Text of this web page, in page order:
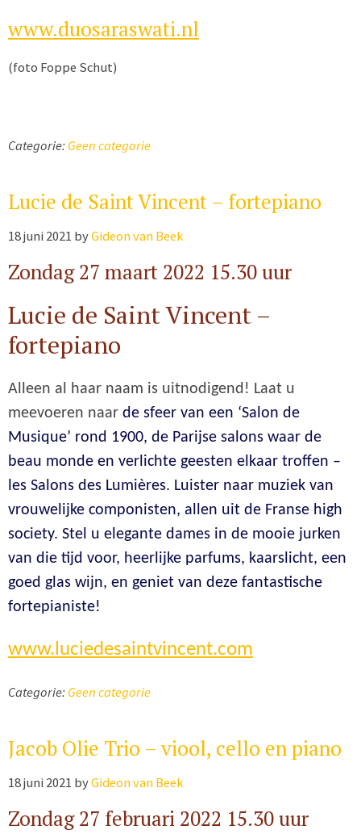
www.duosaraswati.nl
(foto Foppe Schut)
Categorie:Geen categorie
Lucie de Saint Vincent – fortepiano
18 juni 2021 byGideon van Beek
Zondag 27 maart 2022 15.30 uur
Lucie de Saint Vincent –
fortepiano
Alleen al haar naam is uitnodigend! Laat u
meevoeren naar de sfeer van een ‘Salon de
Musique’ rond 1900, de Parijse salons waar de
beau monde en verlichte geesten elkaar troffen –
les Salons des Lumières. Luister naar muziek van
vrouwelijke componisten, allen uit de Franse high
society. Stel u elegante dames in de mooie jurken
van die tijd voor, heerlijke parfums, kaarslicht, een
goed glas wijn, en geniet van deze fantastische
fortepianiste!
www.luciedesaintvincent.com
Categorie:Geen categorie
Jacob Olie Trio – viool, cello en piano
18 juni 2021 byGideon van Beek
Zondag 27 februari 2022 15.30 uur